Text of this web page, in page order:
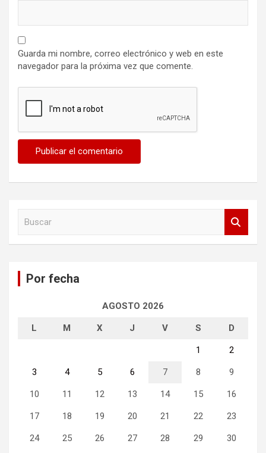
Guarda mi nombre, correo electrónico y web en este
navegador para la próxima vez que comente.
Por fecha
AGOSTO 2026
L M X J V S D
1 2
3 4 5 6 7 8 9
10 11 12 13 14 15 16
17 18 19 20 21 22 23
24 25 26 27 28 29 30